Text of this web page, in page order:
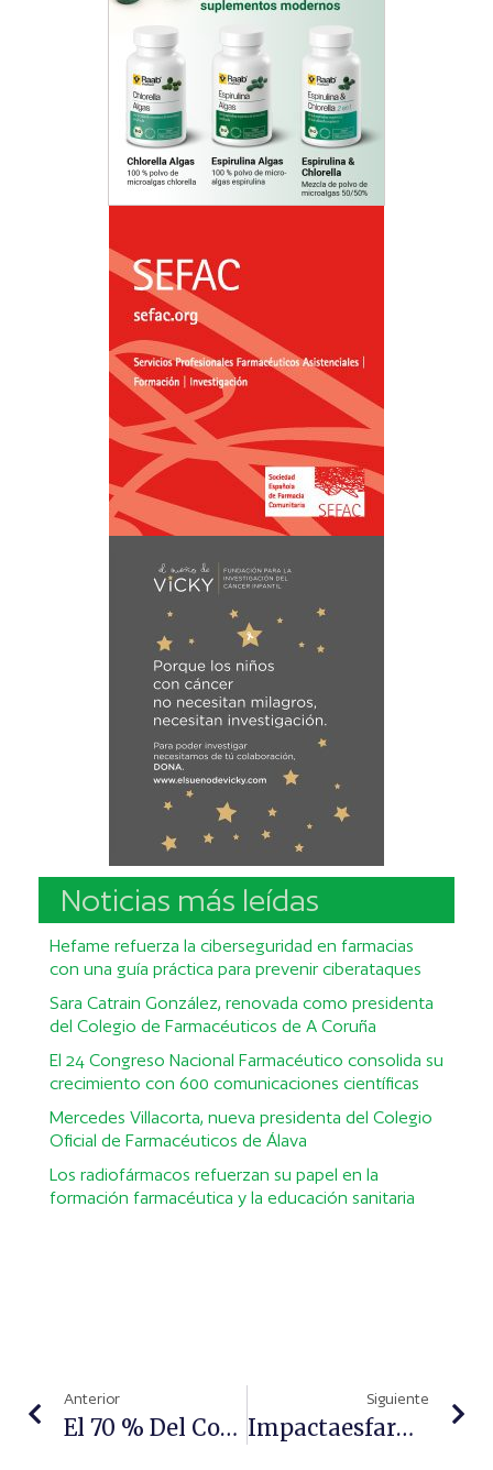
Noticias más leídas
Hefame refuerza la ciberseguridad en farmacias
con una guía práctica para prevenir ciberataques
Sara Catrain González, renovada como presidenta
del Colegio de Farmacéuticos de A Coruña
El 24 Congreso Nacional Farmacéutico consolida su
crecimiento con 600 comunicaciones científicas
Mercedes Villacorta, nueva presidenta del Colegio
Oficial de Farmacéuticos de Álava
Los radiofármacos refuerzan su papel en la
formación farmacéutica y la educación sanitaria
Anterior
El 70 % Del Consumo De Antibióticos Es En Animales Y Esto Genera Bacterias Multirresistentes En Personas
Siguiente
Impactaesfarma, Una Nueva Web De Aprendizaje Y Formación 24/7 Dirigida A Farmacéuticos